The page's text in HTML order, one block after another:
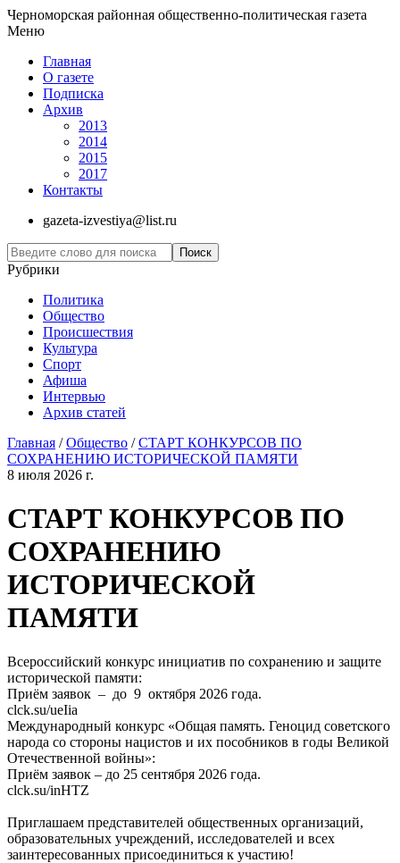
Черноморская районная общественно-политическая газета
Меню
Главная
О газете
Подписка
Архив
2013
2014
2015
2017
Контакты
gazeta-izvestiya@list.ru
Рубрики
Политика
Общество
Проиcшествия
Культура
Спорт
Афиша
Интервью
Архив статей
Главная /Общество /СТАРТ КОНКУРСОВ ПО
СОХРАНЕНИЮ ИСТОРИЧЕСКОЙ ПАМЯТИ
8 июля 2026 г.
СТАРТ КОНКУРСОВ ПО
СОХРАНЕНИЮ
ИСТОРИЧЕСКОЙ
ПАМЯТИ
Всероссийский конкурс инициатив по сохранению и защите
исторической памяти:
Приём заявок – до 9 октября 2026 года.
clck.su/ueIia
Международный конкурс «Общая память. Геноцид советского
народа со стороны нацистов и их пособников в годы Великой
Отечественной войны»:
Приём заявок – до 25 сентября 2026 года.
clck.su/inHTZ
Приглашаем представителей общественных организаций,
образовательных учреждений, исследователей и всех
заинтересованных присоединиться к участию!